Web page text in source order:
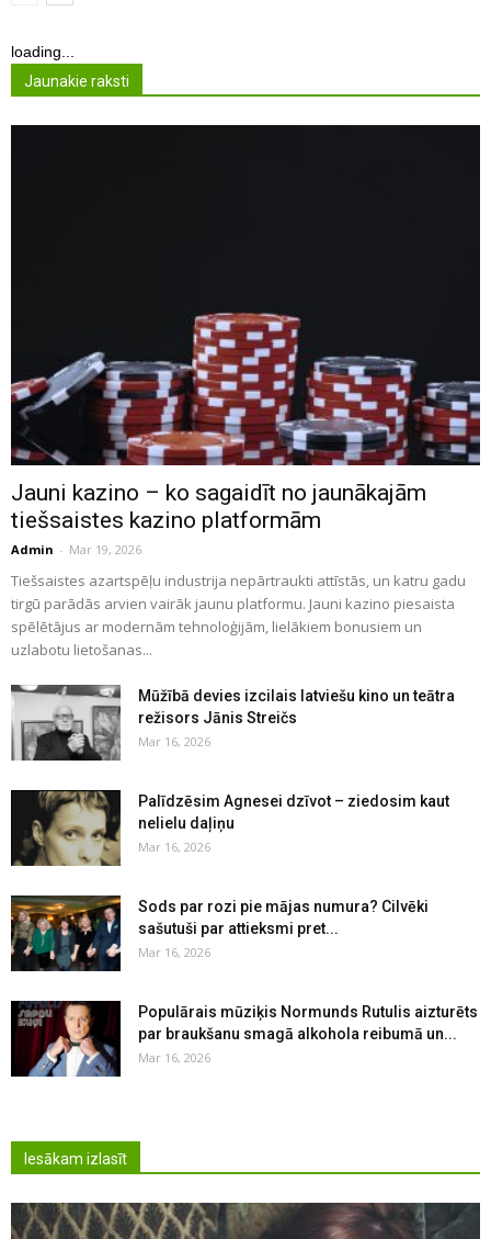
loading...
Jaunakie raksti
Jauni kazino – ko sagaidīt no jaunākajām
tiešsaistes kazino platformām
Admin - Mar 19, 2026
Tiešsaistes azartspēļu industrija nepārtraukti attīstās, un katru gadu
tirgū parādās arvien vairāk jaunu platformu. Jauni kazino piesaista
spēlētājus ar modernām tehnoloģijām, lielākiem bonusiem un
uzlabotu lietošanas...
Mūžībā devies izcilais latviešu kino un teātra
režisors Jānis Streičs
Mar 16, 2026
Palīdzēsim Agnesei dzīvot – ziedosim kaut
nelielu daļiņu
Mar 16, 2026
Sods par rozi pie mājas numura? Cilvēki
sašutuši par attieksmi pret...
Mar 16, 2026
Populārais mūziķis Normunds Rutulis aizturēts
par braukšanu smagā alkohola reibumā un...
Mar 16, 2026
Iesākam izlasīt